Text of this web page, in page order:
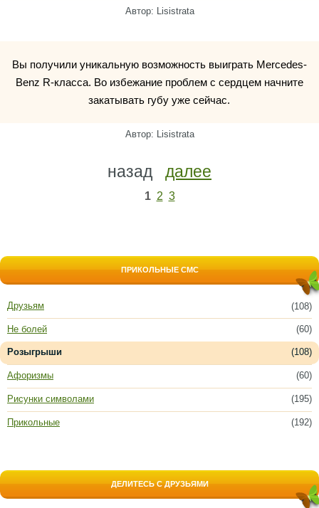
Автор: Lisistrata
Вы получили уникальную возможность выиграть Mercedes-
Benz R-класса. Во избежание проблем с сердцем начните
закатывать губу уже сейчас.
Автор: Lisistrata
назад далее
1 2 3
ПРИКОЛЬНЫЕ СМС
(108)
Друзьям
(60)
Не болей
(108)
Розыгрыши
(60)
Афоризмы
(195)
Рисунки символами
(192)
Прикольные
ДЕЛИТЕСЬ С ДРУЗЬЯМИ